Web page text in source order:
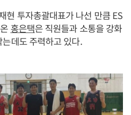
현 투자총괄대표가 나선 만큼 ES
홍은택은 직원들과 소통을 강화
데도 주력하고 있다.